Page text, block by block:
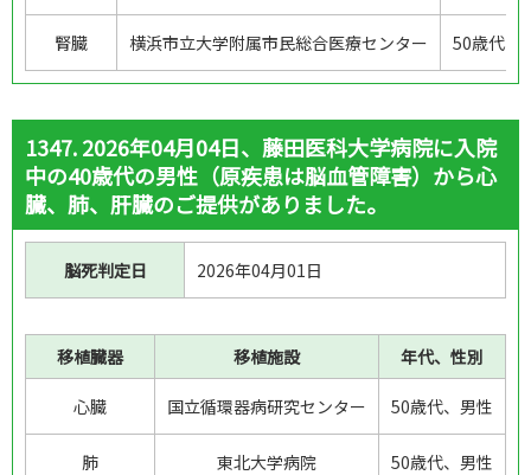
腎臓 横浜市立大学附属市民総合医療センター 50歳代、
1347. 2026年04月04日、藤田医科大学病院に入院
中の40歳代の男性（原疾患は脳血管障害）から心
臓、肺、肝臓のご提供がありました。
脳死判定日 2026年04月01日
移植臓器 移植施設 年代、性別
心臓 国立循環器病研究センター 50歳代、男性
肺 東北大学病院 50歳代、男性